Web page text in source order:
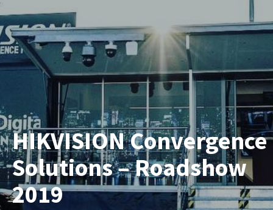
HIKVISION Convergence
Solutions – Roadshow
2019